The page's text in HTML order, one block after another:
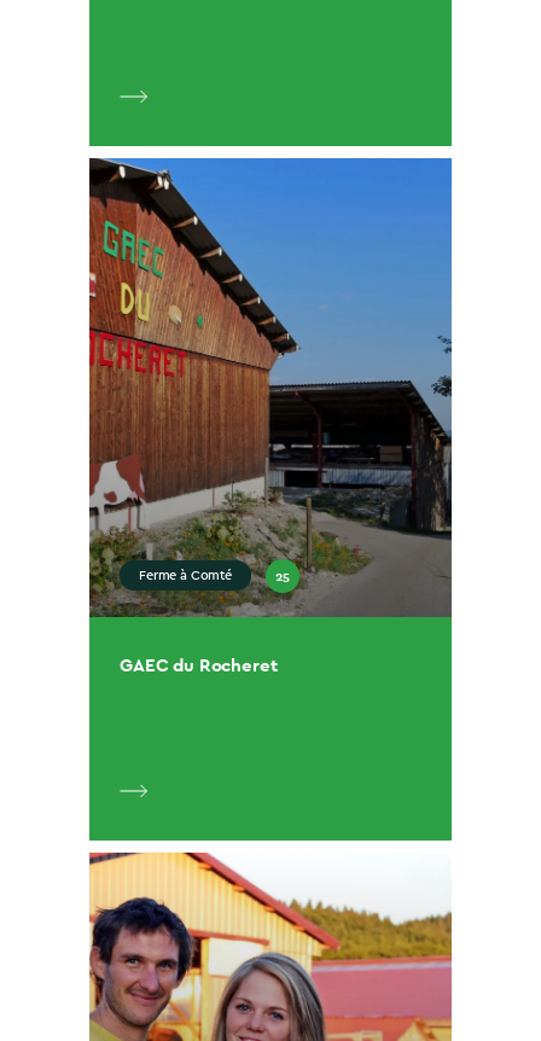
Ferme à Comté 25
GAEC du Rocheret